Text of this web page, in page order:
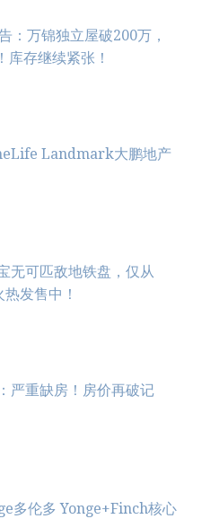
：万锦独立屋破200万，
库存继续紧张！
Landmark大鹏地产
无可匹敌地铁盘，仅从
发售中！
严重缺房！房价再破记
多伦多 Yonge+Finch核心